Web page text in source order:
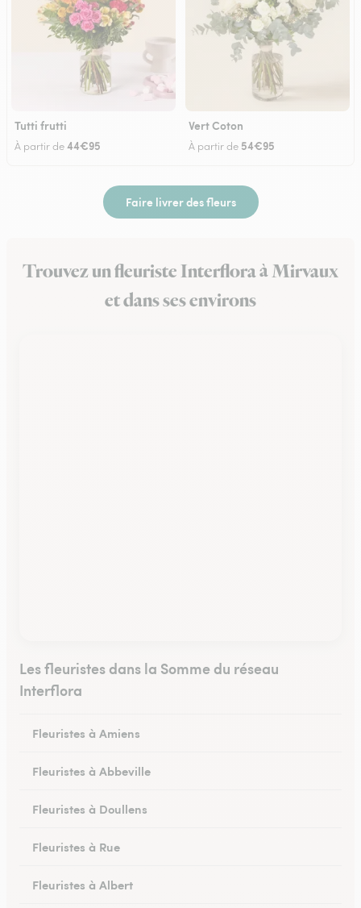
Tutti frutti
À partir de44€95
Vert Coton
À partir de 54€95
Faire livrer des fleurs
Trouvez un fleuriste Interflora à Mirvaux
et dans ses environs
Les fleuristes dans la Somme du réseau
Interflora
Fleuristes à Amiens
Fleuristes à Abbeville
Fleuristes à Doullens
Fleuristes à Rue
Fleuristes à Albert